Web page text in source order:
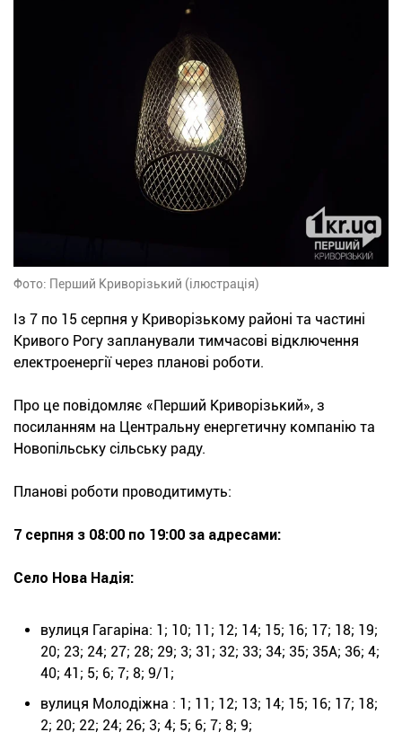
Фото: Перший Криворізький (ілюстрація)
Із 7 по 15 серпня у Криворізькому районі та частині
Кривого Рогу запланували тимчасові відключення
електроенергії через планові роботи.
Про це повідомляє «Перший Криворізький», з
посиланням на Центральну енергетичну компанію та
Новопільську сільську раду.
Планові роботи проводитимуть:
7 серпня з 08:00 по 19:00 за адресами:
Село Нова Надія:
вулиця Гагаріна: 1; 10; 11; 12; 14; 15; 16; 17; 18; 19;
20; 23; 24; 27; 28; 29; 3; 31; 32; 33; 34; 35; 35А; 36; 4;
40; 41; 5; 6; 7; 8; 9/1;
вулиця Молодіжна : 1; 11; 12; 13; 14; 15; 16; 17; 18;
2; 20; 22; 24; 26; 3; 4; 5; 6; 7; 8; 9;